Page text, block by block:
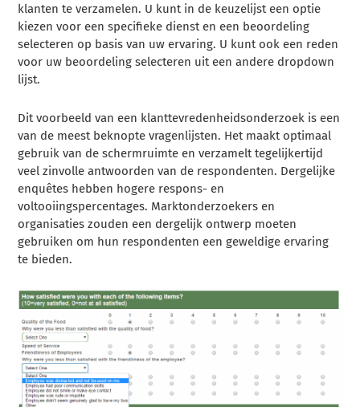
klanten te verzamelen. U kunt in de keuzelijst een optie
kiezen voor een specifieke dienst en een beoordeling
selecteren op basis van uw ervaring. U kunt ook een reden
voor uw beoordeling selecteren uit een andere dropdown
lijst.
Dit voorbeeld van een klanttevredenheidsonderzoek is een
van de meest beknopte vragenlijsten. Het maakt optimaal
gebruik van de schermruimte en verzamelt tegelijkertijd
veel zinvolle antwoorden van de respondenten. Dergelijke
enquêtes hebben hogere respons- en
voltooiingspercentages. Marktonderzoekers en
organisaties zouden een dergelijk ontwerp moeten
gebruiken om hun respondenten een geweldige ervaring
te bieden.